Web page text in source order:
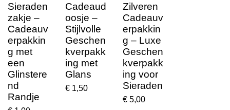
Sieraden
zakje –
Cadeauv
erpakkin
g met
een
Glinstere
nd
Randje
Cadeaud
oosje –
Stijlvolle
Geschen
kverpakk
ing met
Glans
€ 1,50
Zilveren
Cadeauv
erpakkin
g – Luxe
Geschen
kverpakk
ing voor
Sieraden
€ 5,00